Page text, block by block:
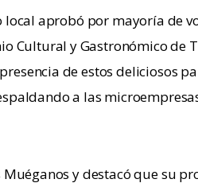
local aprobó por mayoría de
Cultural y Gastronómico de
de estos deliciosos
a las
y destacó que su